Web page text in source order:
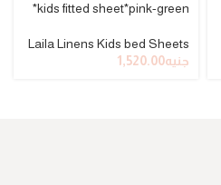
kids fitted sheet*pink-green*
Laila Linens Kids bed Sheets
جنيه1,520.00